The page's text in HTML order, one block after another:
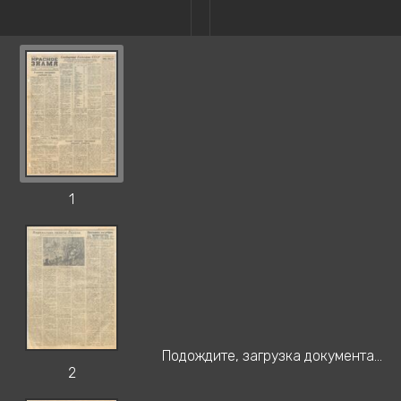
1
2
Подождите, загрузка документа...